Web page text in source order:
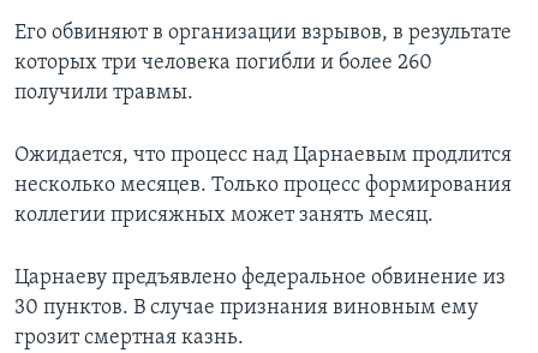
Его обвиняют в организации взрывов, в результате
которых три человека погибли и более 260
получили травмы.
Ожидается, что процесс над Царнаевым продлится
несколько месяцев. Только процесс формирования
коллегии присяжных может занять месяц.
Царнаеву предъявлено федеральное обвинение из
30 пунктов. В случае признания виновным ему
грозит смертная казнь.